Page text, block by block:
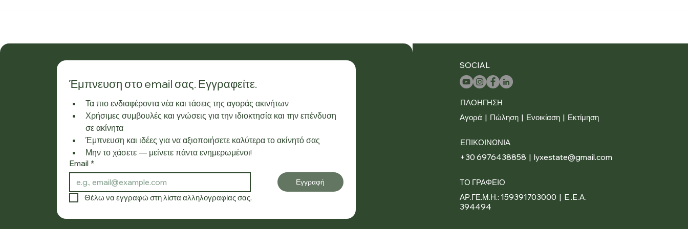
Έμπνευση στο email σας. Εγγραφείτε.
Τα πιο ενδιαφέροντα νέα και τάσεις της αγοράς ακινήτων
Χρήσιμες συμβουλές και γνώσεις για την ιδιοκτησία και την επένδυση
σε ακίνητα
Έμπνευση και ιδέες για να αξιοποιήσετε καλύτερα το ακίνητό σας
Μην το χάσετε — μείνετε πάντα ενημερωμένοι!
Email *
Εγγραφή
Θέλω να εγγραφώ στη λίστα αλληλογραφίας σας.
SOCIAL
ΠΛΟΗΓΗΣΗ
Αγορά | Πώληση | Ενοικίαση | Εκτίμηση
ΕΠΙΚΟΙΝΩΝΙΑ
+30 6976438858 | lyxestate@gmail.com
ΤΟ ΓΡΑΦΕΙΟ
ΑΡ.ΓΕ.Μ.Η.: 159391703000 | E..E.A.
394494